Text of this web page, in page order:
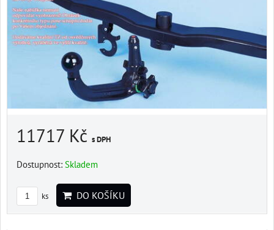
11717 Kč s DPH
Dostupnost: Skladem
ks DO KOŠÍKU